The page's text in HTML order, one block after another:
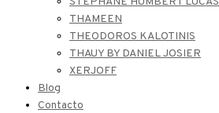
THAMEEN
THEODOROS KALOTINIS
THAUY BY DANIEL JOSIER
XERJOFF
Blog
Contacto